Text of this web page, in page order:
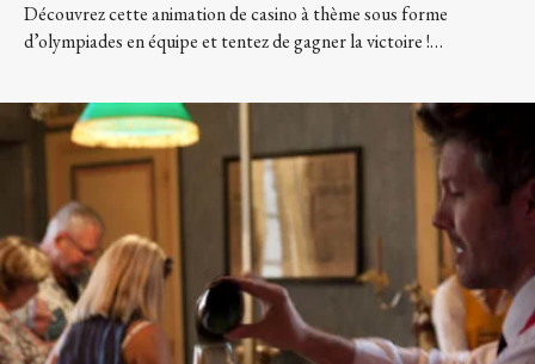
Découvrez cette animation de casino à thème sous forme
d’olympiades en équipe et tentez de gagner la victoire !…